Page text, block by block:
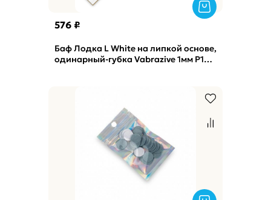
576 ₽
Баф Лодка L White на липкой основе,
одинарный-губка Vabrazive 1мм P180